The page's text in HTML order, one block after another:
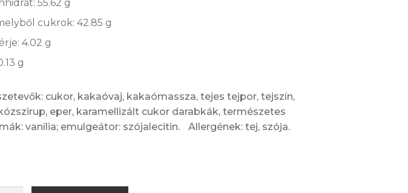
55.62 g
cukrok: 42.85 g
4.02 g
g
cukor, kakaóvaj, kakaómassza, tejes tejpor, tejszín,
eper, karamellizált cukor darabkák, természetes
vanília; emulgeátor: szójalecitin. Allergének: tej, szója.